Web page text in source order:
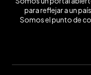
para reflejar a un
Somos el punto de